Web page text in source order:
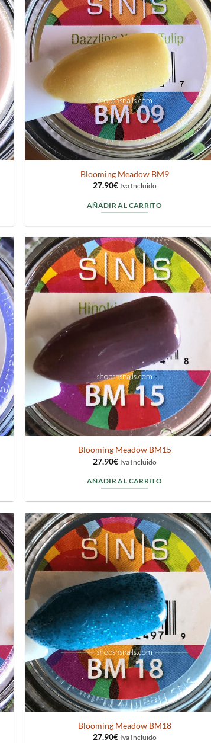
Blooming Meadow BM9
27.90€ Iva Incluido
AÑADIR AL CARRITO
Blooming Meadow BM15
27.90€ Iva Incluido
AÑADIR AL CARRITO
Blooming Meadow BM18
27.90€ Iva Incluido